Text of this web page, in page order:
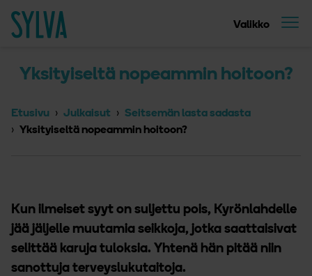
Valikko
Yksityiseltä nopeammin hoitoon?
Etusivu Julkaisut
Seitsemän lasta sadasta
Yksityiseltä nopeammin hoitoon?
Kun ilmeiset syyt on suljettu pois, Kyrönlahdelle
jää jäljelle muutamia seikkoja, jotka saattaisivat
selittää karuja tuloksia. Yhtenä hän pitää niin
sanottuja terveyslukutaitoja.